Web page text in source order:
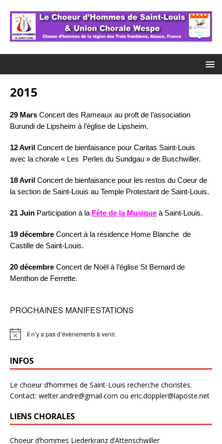
2015
29 Mars Concert des Rameaux au proft de l’association
Burundi de Lipsheim à l’église de Lipsheim.
12 Avril Concert de bienfaisance pour Caritas Saint-Louis
avec la chorale « Les Perles du Sundgau » de Buschwiller.
18 Avril Concert de bienfaisance pour les restos du Coeur de
la section de Saint-Louis au Temple Protestant de Saint-Louis.
21 Juin Participation à la Fête de la Musique à Saint-Louis.
19 décembre Concert à la résidence Home Blanche de
Castille de Saint-Louis.
20 décembre Concert de Noël à l’église St Bernard de
Menthon de Ferrette.
PROCHAINES MANIFESTATIONS
N
c
Il n’y a pas d’évènements à venir.
INFOS
Le choeur d’hommes de Saint-Louis recherche choristes.
Contact: welter.andre@gmail.com ou eric.doppler@laposte.net
LIENS CHORALES
Choeur d’hommes Liederkranz d’Attenschwiller